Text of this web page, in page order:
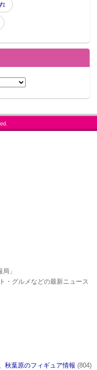
」
・グルメなどの最新ニュース
秋葉原のフィギュア情報 (804)